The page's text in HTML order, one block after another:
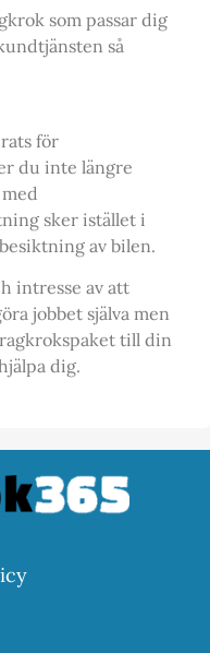
som passar dig
så
för
du inte längre
sker istället i
av bilen.
intresse av att
jobbet själva men
till din
dig.